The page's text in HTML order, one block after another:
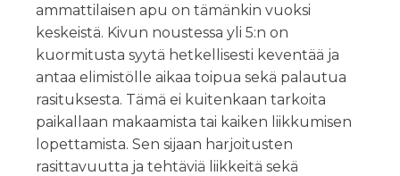
ammattilaisen apu on tämänkin vuoksi
keskeistä. Kivun noustessa yli 5:n on
kuormitusta syytä hetkellisesti keventää ja
antaa elimistölle aikaa toipua sekä palautua
rasituksesta. Tämä ei kuitenkaan tarkoita
paikallaan makaamista tai kaiken liikkumisen
lopettamista. Sen sijaan harjoitusten
rasittavuutta ja tehtäviä liikkeitä sekä